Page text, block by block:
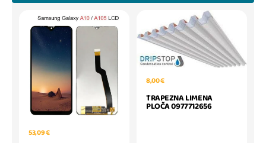
53,09 €
8,00 €
TRAPEZNA LIMENA
PLOČA 0977712656